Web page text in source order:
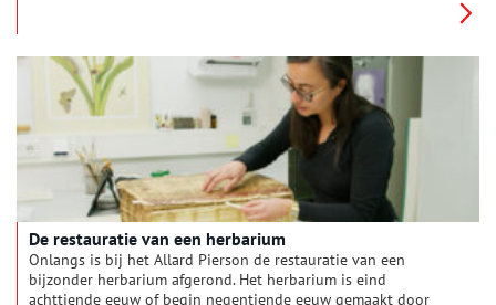
De restauratie van een herbarium
Onlangs is bij het Allard Pierson de restauratie van een
bijzonder herbarium afgerond. Het herbarium is eind
achttiende eeuw of begin negentiende eeuw gemaakt door